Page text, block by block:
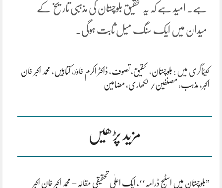
ہے۔ امید ہے کہ یہ تحقیق بلوچستان کی مذہبی تاریخ کے
میدان میں ایک سنگ میل ثابت ہوگی.
کیٹاگری میں : بلوچستان، تحقیق، تصوف، ڈاکٹر اکرم خاورؔ،کتابیں ، محمد اکبر خان
اکبر ، مذہب، مصنفین/ لکھاری، مضامین
مزید پڑھیں
”بلوچستان میں اسٹیج ڈرامہ‘‘، ایک اعلٰی تحقیقی مقالہ – محمد اکبر خان اکبر